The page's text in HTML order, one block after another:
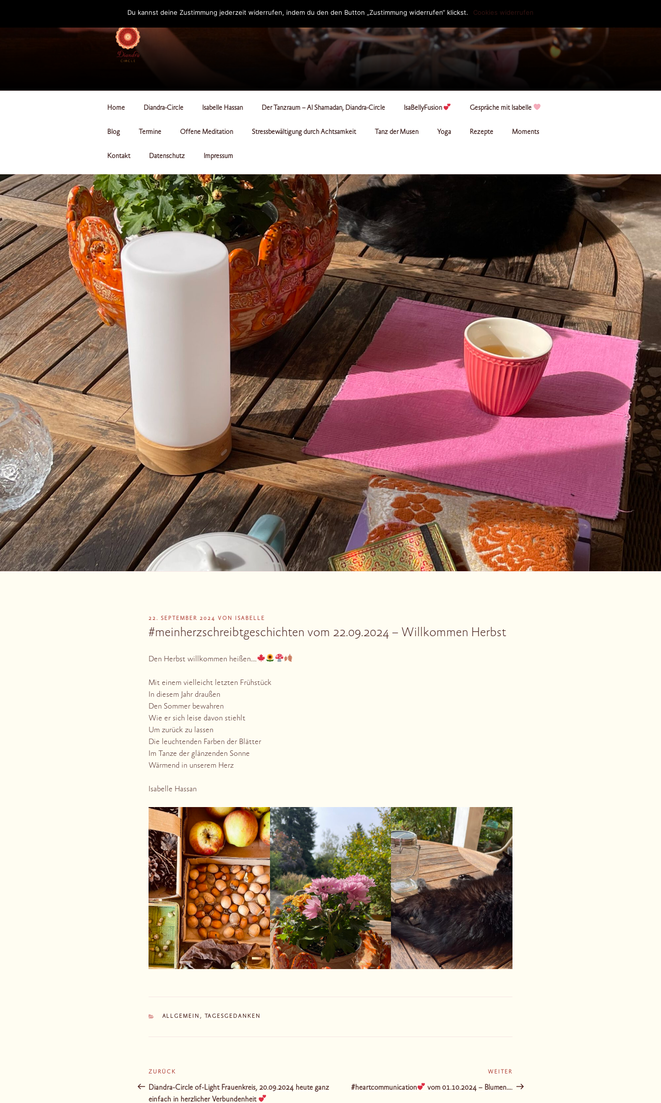
Home Diandra-Circle Isabelle Hassan Der Tanzraum – Al Shamadan, Diandra-Circle IsaBellyFusion Gespräche mit Isabelle
Blog Termine Offene Meditation Stressbewältigung durch Achtsamkeit Tanz der Musen Yoga Rezepte Moments
Kontakt Datenschutz Impressum
VERÖFFENTLICHT
AM
22. SEPTEMBER 2024 VON ISABELLE
#meinherzschreibtgeschichten vom 22.09.2024 – Willkommen Herbst
Den Herbst willkommen heißen….
Mit einem vielleicht letzten Frühstück
In diesem Jahr draußen
Den Sommer bewahren
Wie er sich leise davon stiehlt
Um zurück zu lassen
Die leuchtenden Farben der Blätter
Im Tanze der glänzenden Sonne
Wärmend in unserem Herz
Isabelle Hassan
KATEGORIEN
ALLGEMEIN , TAGESGEDANKEN
Beitragsnavigation
Vorheriger
Beitrag
ZURÜCK
Diandra-Circle of-Light Frauenkreis, 20.09.2024 heute ganz
einfach in herzlicher Verbundenheit
Beitrag
WEITER
#heartcommunication vom 01.10.2024 – Blumen….
Du kannst deine Zustimmung jederzeit widerrufen, indem du den den Button „Zustimmung widerrufen“ klickst. Cookies widerrufen